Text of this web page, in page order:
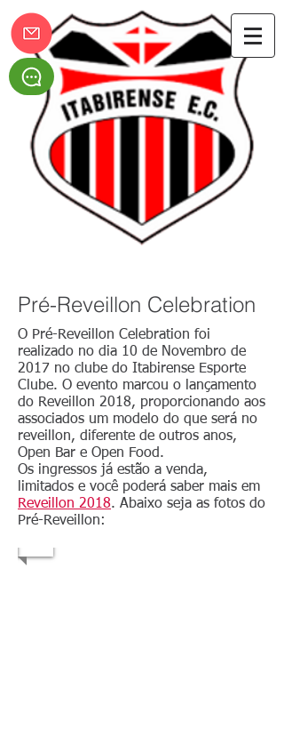
Pré-Reveillon Celebration
O Pré-Reveillon Celebration foi
realizado no dia 10 de Novembro de
2017 no clube do Itabirense Esporte
Clube. O evento marcou o lançamento
do Reveillon 2018, proporcionando aos
associados um modelo do que será no
reveillon, diferente de outros anos,
Open Bar e Open Food.
Os ingressos já estão a venda,
limitados e você poderá saber mais em
Reveillon 2018. Abaixo seja as fotos do
Pré-Reveillon: